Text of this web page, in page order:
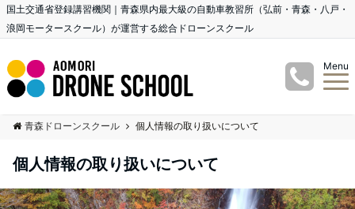
国土交通省登録講習機関｜青森県内最大級の自動車教習所（弘前・青森・八戸・
浪岡モータースクール）が運営する総合ドローンスクール
Menu
青森ドローンスクール 個人情報の取り扱いについて
個人情報の取り扱いについて